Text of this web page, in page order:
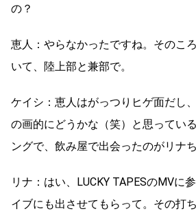
の？
恵人：やらなかったですね。そのこ
いて、陸上部と兼部で。
ケイシ：恵人はがっつりヒゲ面だし
の画的にどうかな（笑）と思ってい
ングで、飲み屋で出会ったのがリナち
リナ：はい、LUCKY TAPESのMVに
イブにも出させてもらって。その打